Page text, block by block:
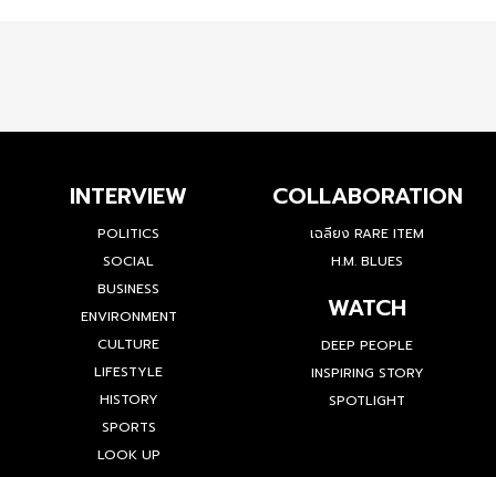
INTERVIEW
POLITICS
SOCIAL
BUSINESS
ENVIRONMENT
CULTURE
LIFESTYLE
HISTORY
SPORTS
LOOK UP
COLLABORATION
เฉลียง RARE ITEM
H.M. BLUES
WATCH
DEEP PEOPLE
INSPIRING STORY
SPOTLIGHT